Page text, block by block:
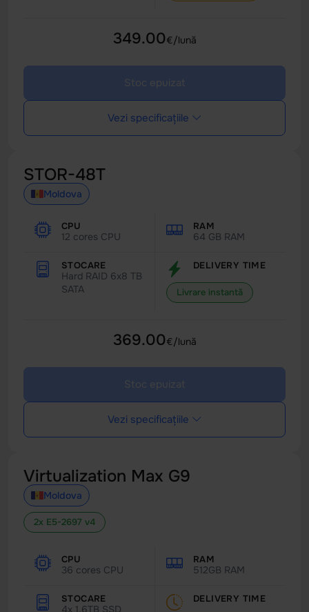
349.00€/lună
Stoc epuizat
Vezi specificațiile
STOR-48T
Moldova
CPU
12 cores CPU
RAM
64 GB RAM
STOCARE
Hard RAID 6x8 TB
SATA
DELIVERY TIME
Livrare instantă
369.00€/lună
Stoc epuizat
Vezi specificațiile
Virtualization Max G9
Moldova
2x E5-2697 v4
CPU
36 cores CPU
RAM
512GB RAM
STOCARE
4x 1.6TB SSD
DELIVERY TIME